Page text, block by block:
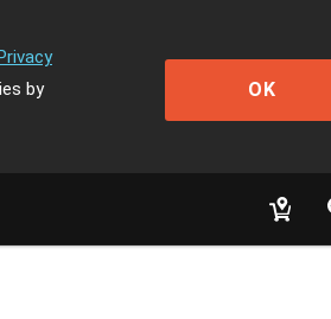
by
OK